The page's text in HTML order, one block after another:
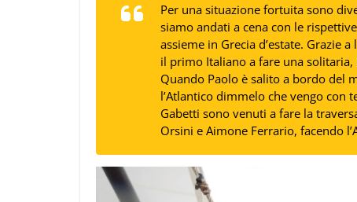
Per una situazione fortuita sono
siamo andati a cena con le
assieme in Grecia d’estate. Grazie
il primo Italiano a fare una solitaria,
Quando Paolo è salito a bordo del
l’Atlantico dimmelo che vengo con
Gabetti sono venuti a fare la
Orsini e Aimone Ferrario, facendo